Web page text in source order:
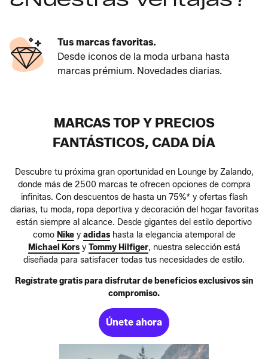
Tus marcas favoritas.
Desde iconos de la moda urbana hasta
marcas prémium. Novedades diarias.
MARCAS TOP Y PRECIOS
FANTÁSTICOS, CADA DÍA
Descubre tu próxima gran oportunidad en Lounge by Zalando,
donde más de 2500 marcas te ofrecen opciones de compra
infinitas. Con descuentos de hasta un 75%* y ofertas flash
diarias, tu moda, ropa deportiva y decoración del hogar favoritas
están siempre al alcance. Desde gigantes del estilo deportivo
como Nikey adidashasta la elegancia atemporal de
Michael Korsy Tommy Hilfiger, nuestra selección está
diseñada para satisfacer todas tus necesidades de estilo.
Regístrate gratis para disfrutar de beneficios exclusivos sin
compromiso.
Únete ahora